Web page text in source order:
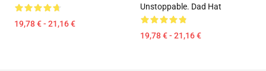
19,78 € - 21,16 €
Unstoppable. Dad Hat
19,78 € - 21,16 €